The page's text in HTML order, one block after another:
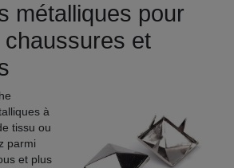
métalliques pour
et
à
tissu ou
parmi
et plus